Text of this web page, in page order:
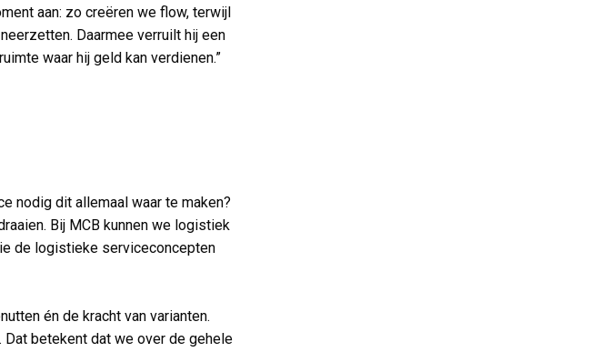
aan: zo creëren we flow, terwijl
Daarmee verruilt hij een
waar hij geld kan verdienen.”
nodig dit allemaal waar te maken?
Bij MCB kunnen we logistiek
de logistieke serviceconcepten
én de kracht van varianten.
Dat betekent dat we over de gehele